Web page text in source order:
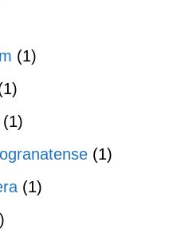
(1)
(1)
(1)
(1)